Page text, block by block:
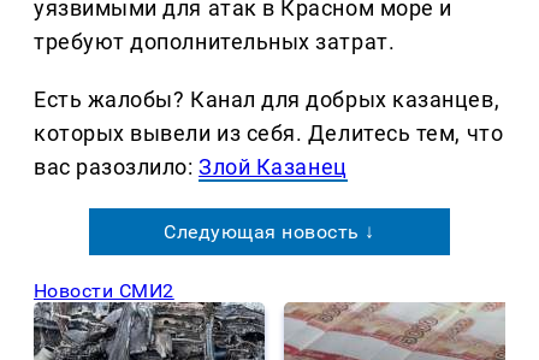
уязвимыми для атак в Красном море и
требуют дополнительных затрат.
Есть жалобы? Канал для добрых казанцев,
которых вывели из себя. Делитеcь тем, что
вас разозлило:Злой Казанец
Следующая новость ↓
Новости СМИ2